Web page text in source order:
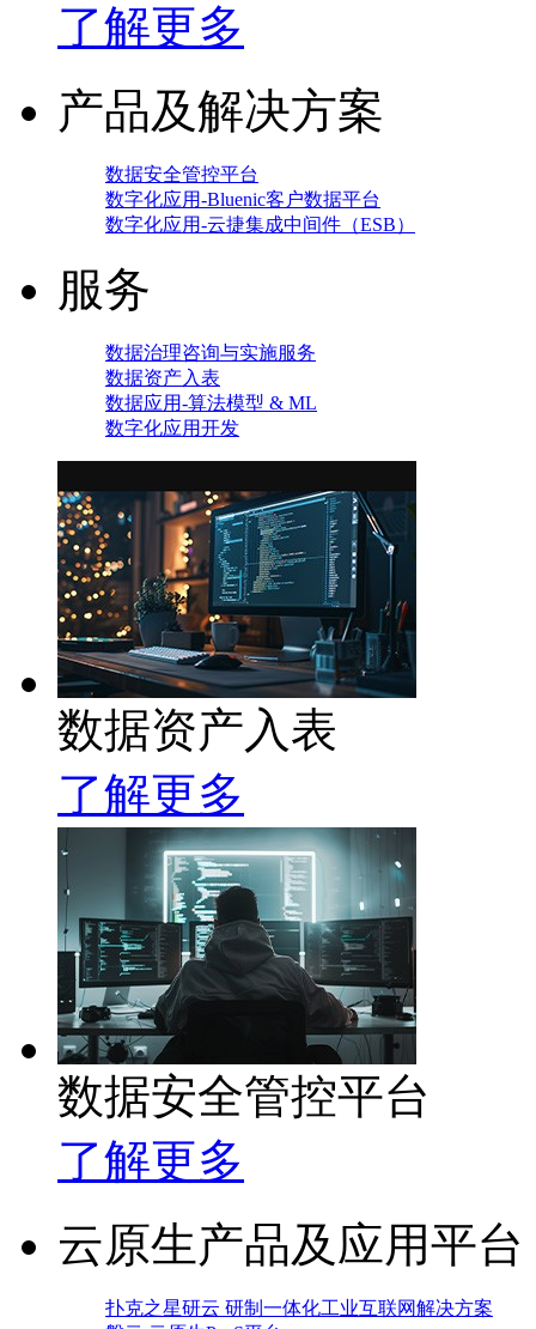
了解更多
产品及解决方案
数据安全管控平台
数字化应用-Bluenic客户数据平台
数字化应用-云捷集成中间件（ESB）
服务
数据治理咨询与实施服务
数据资产入表
数据应用-算法模型 & ML
数字化应用开发
数据资产入表
了解更多
数据安全管控平台
了解更多
云原生产品及应用平台
扑克之星研云 研制一体化工业互联网解决方案